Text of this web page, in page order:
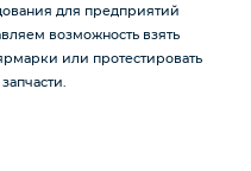
для предприятий
возможность взять
или протестировать